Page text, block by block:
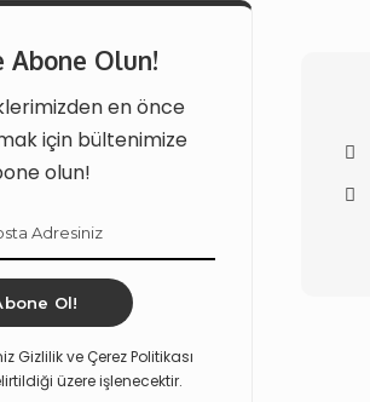
Abone Olun!
en önce
için bültenimize
olun!
Ol!
Gizlilik ve Çerez Politikası
üzere işlenecektir.